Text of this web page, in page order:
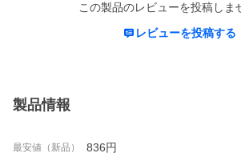
この製品のレビューを投稿しま
レビューを投稿する
製品情報
最安値（新品） 836円